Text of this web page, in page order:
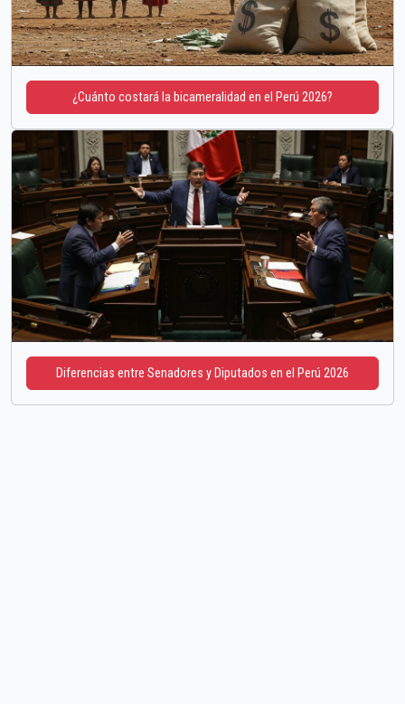
¿Cuánto costará la bicameralidad en el Perú 2026?
Diferencias entre Senadores y Diputados en el Perú 2026